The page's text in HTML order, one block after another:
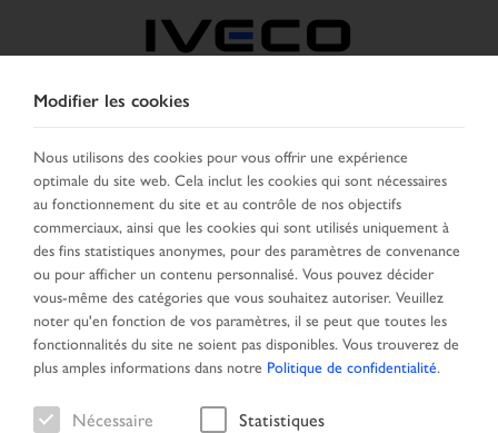
FRANCE
SELECTIONNER UN PAYS CHANGER DE LANGUE
Toggle
navigation
MENU
Véhicule
Modifier les cookies
Nous utilisons des cookies pour vous offrir une expérience
optimale du site web. Cela inclut les cookies qui sont nécessaires
au fonctionnement du site et au contrôle de nos objectifs
commerciaux, ainsi que les cookies qui sont utilisés uniquement à
des fins statistiques anonymes, pour des paramètres de convenance
ou pour afficher un contenu personnalisé. Vous pouvez décider
vous-même des catégories que vous souhaitez autoriser. Veuillez
noter qu'en fonction de vos paramètres, il se peut que toutes les
fonctionnalités du site ne soient pas disponibles. Vous trouverez de
plus amples informations dans notre Politique de confidentialité.
Nécessaire Statistiques